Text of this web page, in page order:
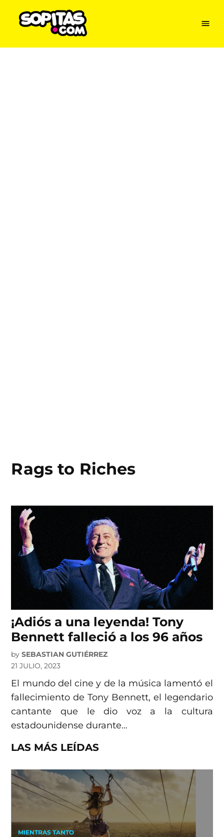
Skip
Menu
Rags to Riches
¡Adiós a una leyenda! Tony
Bennett falleció a los 96 años
by SEBASTIAN GUTIÉRREZ
21 JULIO, 2023
El mundo del cine y de la música lamentó el
fallecimiento de Tony Bennett, el legendario
cantante que le dio voz a la cultura
estadounidense durante…
LAS MÁS LEÍDAS
MIENTRAS TANTO